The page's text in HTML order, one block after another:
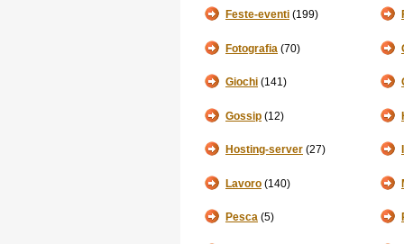
Feste-eventi (199)
Fotografia (70)
Giochi (141)
Gossip (12)
Hosting-server (27)
Lavoro (140)
Pesca (5)